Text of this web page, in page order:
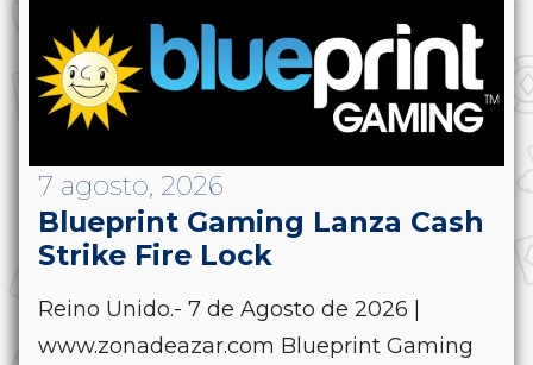
7 agosto, 2026
Blueprint Gaming Lanza Cash
Strike Fire Lock
Reino Unido.- 7 de Agosto de 2026 |
www.zonadeazar.com Blueprint Gaming